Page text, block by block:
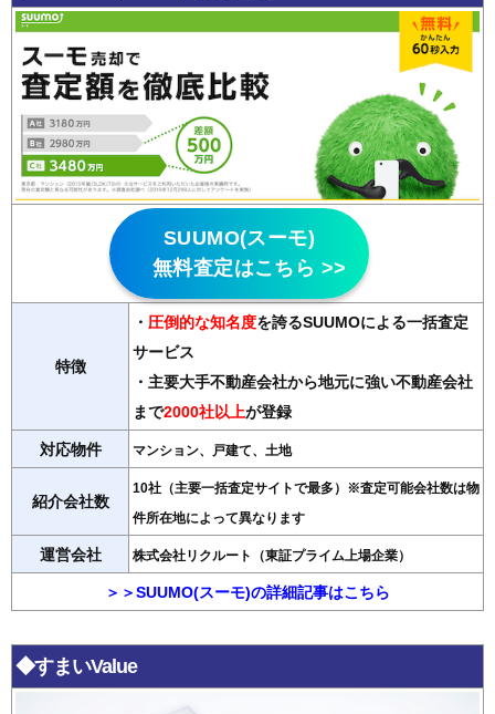
SUUMO(スーモ)
無料査定はこちら >>
特徴
・ 圧倒的な知名度を誇るSUUMOによる一括査定
サービス
・主要大手不動産会社から地元に強い不動産会社
まで2000社以上が登録
対応物件 マンション、戸建て、土地
紹介会社数
10社（主要一括査定サイトで最多）※査定可能会社数は物
件所在地によって異なります
運営会社 株式会社リクルート（東証プライム上場企業）
＞＞SUUMO(スーモ)の詳細記事はこちら
◆すまいValue